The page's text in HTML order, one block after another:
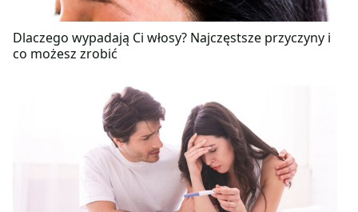
Dlaczego wypadają Ci włosy? Najczęstsze przyczyny i
co możesz zrobić